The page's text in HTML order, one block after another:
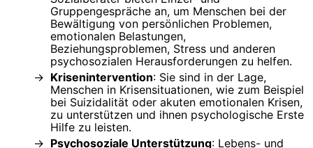
Gruppengespräche an, um Menschen bei der
Bewältigung von persönlichen Problemen,
emotionalen Belastungen,
Beziehungsproblemen, Stress und anderen
psychosozialen Herausforderungen zu helfen.
Krisenintervention: Sie sind in der Lage,
Menschen in Krisensituationen, wie zum Beispiel
bei Suizidalität oder akuten emotionalen Krisen,
zu unterstützen und ihnen psychologische Erste
Hilfe zu leisten.
Psychosoziale Unterstützung: Lebens- und